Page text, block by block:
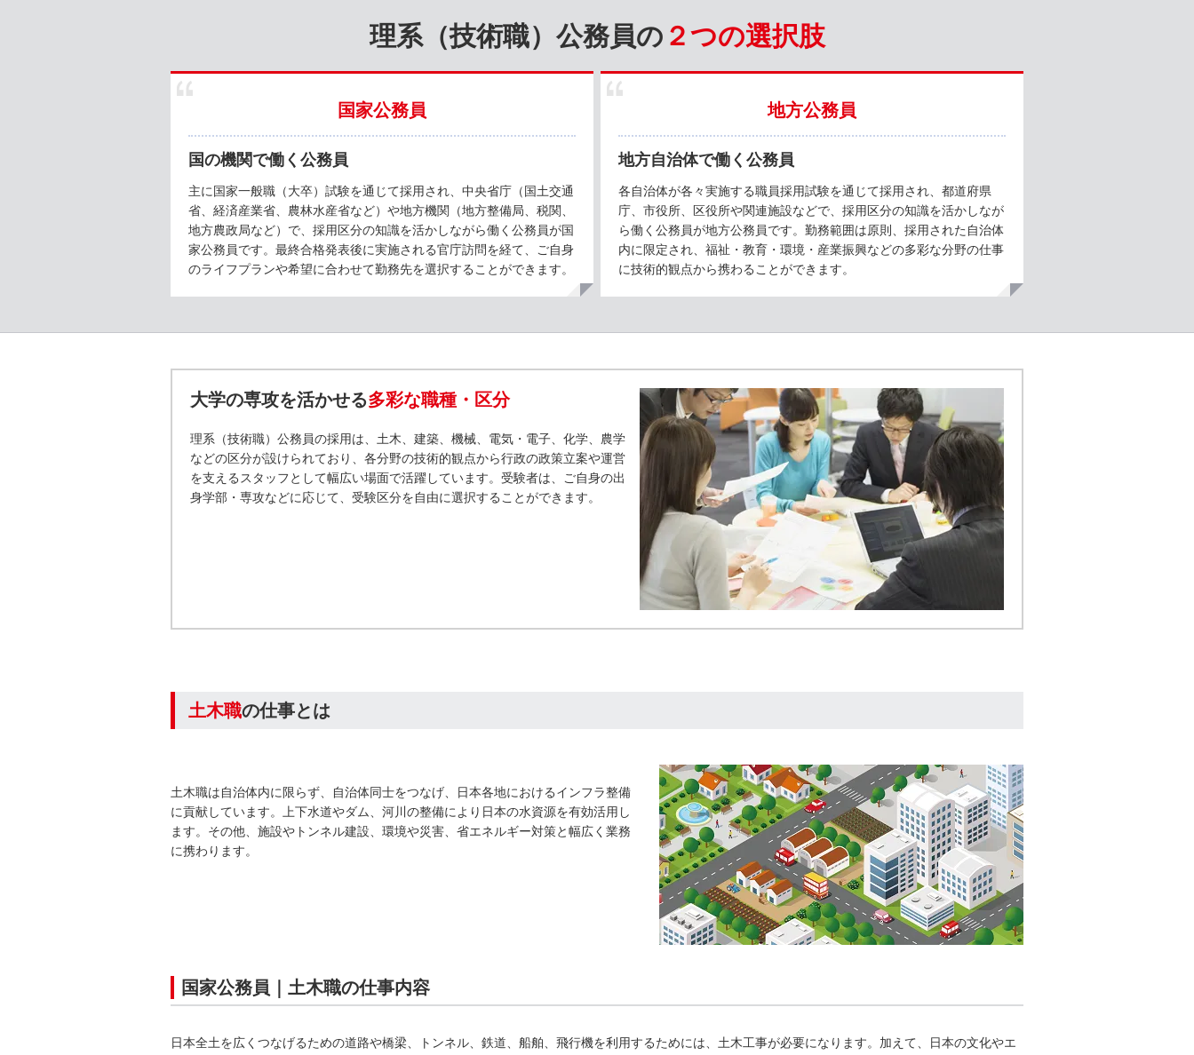
理系（技術職）公務員の ２つの選択肢
国家公務員
国の機関で働く公務員
主に国家一般職（大卒）試験を通じて採用され、中央省庁（国土交通
省、経済産業省、農林水産省など）や地方機関（地方整備局、税関、
地方農政局など）で、採用区分の知識を活かしながら働く公務員が国
家公務員です。最終合格発表後に実施される官庁訪問を経て、ご自身
のライフプランや希望に合わせて勤務先を選択することができます。
地方公務員
地方自治体で働く公務員
各自治体が各々実施する職員採用試験を通じて採用され、都道府県
庁、市役所、区役所や関連施設などで、採用区分の知識を活かしなが
ら働く公務員が地方公務員です。勤務範囲は原則、採用された自治体
内に限定され、福祉・教育・環境・産業振興などの多彩な分野の仕事
に技術的観点から携わることができます。
大学の専攻を活かせる多彩な職種・区分
理系（技術職）公務員の採用は、土木、建築、機械、電気・電子、化学、農学
などの区分が設けられており、各分野の技術的観点から行政の政策立案や運営
を支えるスタッフとして幅広い場面で活躍しています。受験者は、ご自身の出
身学部・専攻などに応じて、受験区分を自由に選択することができます。
土木職の仕事とは
土木職は自治体内に限らず、自治体同士をつなげ、日本各地におけるインフラ整備
に貢献しています。上下水道やダム、河川の整備により日本の水資源を有効活用し
ます。その他、施設やトンネル建設、環境や災害、省エネルギー対策と幅広く業務
に携わります。
国家公務員｜土木職の仕事内容
日本全土を広くつなげるための道路や橋梁、トンネル、鉄道、船舶、飛行機を利用するためには、土木工事が必要になります。加えて、日本の文化やエ